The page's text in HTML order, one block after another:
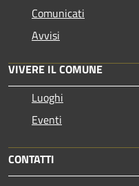
Comunicati
Avvisi
VIVERE IL COMUNE
Luoghi
Eventi
CONTATTI